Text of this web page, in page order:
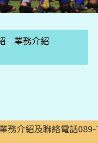
觀光導覽
/ 業務介紹
務介紹及聯絡電話